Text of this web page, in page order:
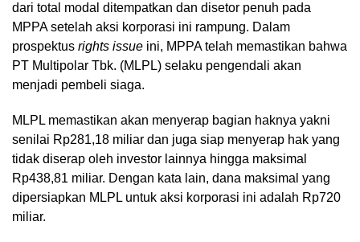
dari total modal ditempatkan dan disetor penuh pada
MPPA setelah aksi korporasi ini rampung. Dalam
prospektus rights issue ini, MPPA telah memastikan bahwa
PT Multipolar Tbk. (MLPL) selaku pengendali akan
menjadi pembeli siaga.
MLPL memastikan akan menyerap bagian haknya yakni
senilai Rp281,18 miliar dan juga siap menyerap hak yang
tidak diserap oleh investor lainnya hingga maksimal
Rp438,81 miliar. Dengan kata lain, dana maksimal yang
dipersiapkan MLPL untuk aksi korporasi ini adalah Rp720
miliar.